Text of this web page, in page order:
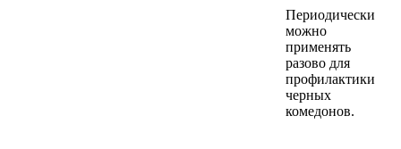
Периодически
можно
применять
разово для
профилактики
черных
комедонов.